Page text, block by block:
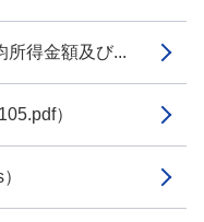
所得金額及び...
）